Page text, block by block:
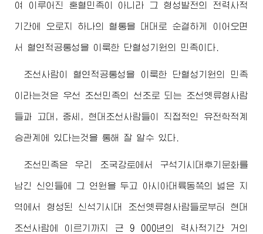
여 이루어진 혼혈민족이 아니라 그 형성발전의 전력사적
기간에 오로지 하나의 혈통을 대대로 순결하게 이어오면
서 혈연적공통성을 이룩한 단혈성기원의 민족이다.
조선사람이 혈연적공통성을 이룩한 단혈성기원의 민족
이라는것은 우선 조선민족의 선조로 되는 조선옛류형사람
들과 고대, 중세, 현대조선사람들이 직접적인 유전학적계
승관계에 있다는것을 통해 잘 알수 있다.
조선민족은 우리 조국강토에서 구석기시대후기문화를
남긴 신인들에 그 연원을 두고 아시아대륙동쪽의 넓은 지
역에서 형성된 신석기시대 조선옛류형사람들로부터 현대
조선사람에 이르기까지 근 9 000년의 력사적기간 거의